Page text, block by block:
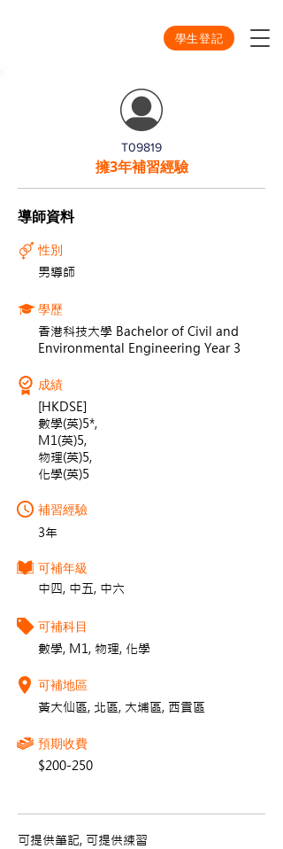
學生登記
T09819
擁3年補習經驗
導師資料
性別
男導師
學歷
香港科技大學 Bachelor of Civil and
Environmental Engineering Year 3
成績
[HKDSE]
數學(英)5*,
M1(英)5,
物理(英)5,
化學(英)5
補習經驗
3年
可補年級
中四, 中五, 中六
可補科目
數學, M1, 物理, 化學
可補地區
黃大仙區, 北區, 大埔區, 西貢區
預期收費
$200-250
可提供筆記, 可提供練習